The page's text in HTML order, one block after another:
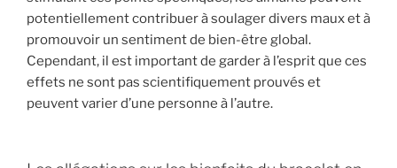
potentiellement contribuer à soulager divers maux et à
promouvoir un sentiment de bien-être global.
Cependant, il est important de garder à l’esprit que ces
effets ne sont pas scientifiquement prouvés et
peuvent varier d’une personne à l’autre.